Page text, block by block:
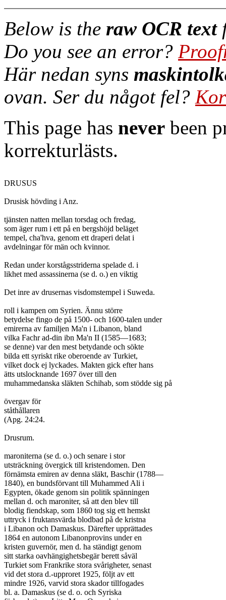
Below is the raw OCR text
Do you see an error?
Här nedan syns
ovan. Ser du något fel?
This page has never been
korrekturlästs.
DRUSUS
Drusisk hövding i Anz.
tjänsten natten mellan torsdag och fredag,
som äger rum i ett på en bergshöjd beläget
tempel, cha'hva, genom ett draperi delat i
avdelningar för män och kvinnor.
Redan under korstågsstriderna spelade d. i
likhet med assassinerna (se d. o.) en viktig
Det inre av drusernas visdomstempel i Suweda.
roll i kampen om Syrien. Ännu större
betydelse fingo de på 1500- och 1600-talen under
emirerna av familjen Ma'n i Libanon, bland
vilka Fachr ad-din ibn Ma'n II (1585—1683;
se denne) var den mest betydande och sökte
bilda ett syriskt rike oberoende av Turkiet,
vilket dock ej lyckades. Makten gick efter hans
ätts utslocknande 1697 över till den
muhammedanska släkten Schihab, som stödde sig på
övergav för
ståthållaren
(Apg. 24:24.
Drusrum.
maroniterna (se d. o.) och senare i stor
utsträckning övergick till kristendomen. Den
förnämsta emiren av denna släkt, Baschir (1788—
1840), en bundsförvant till Muhammed Ali i
Egypten, ökade genom sin politik spänningen
mellan d. och maroniter, så att den blev till
blodig fiendskap, som 1860 tog sig ett hemskt
uttryck i fruktansvärda blodbad på de kristna
i Libanon och Damaskus. Därefter upprättades
1864 en autonom Libanonprovins under en
kristen guvernör, men d. ha ständigt genom
sitt starka oavhängighetsbegär berett såväl
Turkiet som Frankrike stora svårigheter, senast
vid det stora d.-upproret 1925, följt av ett
mindre 1926, varvid stora skador tillfogades
bl. a. Damaskus (se d. o. och Syriska